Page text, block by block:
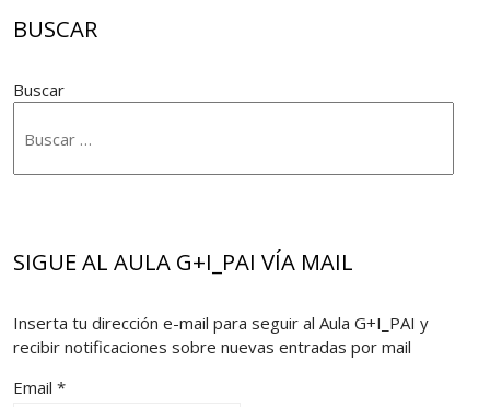
BUSCAR
Buscar
SIGUE AL AULA G+I_PAI VÍA MAIL
Inserta tu dirección e-mail para seguir al Aula G+I_PAI y
recibir notificaciones sobre nuevas entradas por mail
Email *